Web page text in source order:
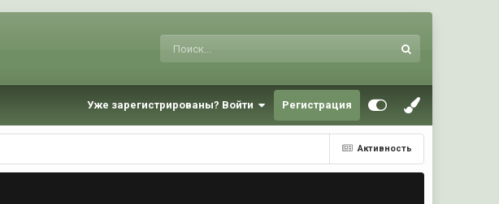
Уже зарегистрированы? Войти Регистрация
Активность